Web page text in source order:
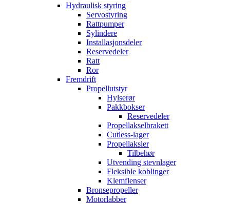
Hydraulisk styring
Servostyring
Rattpumper
Sylindere
Installasjonsdeler
Reservedeler
Ratt
Ror
Fremdrift
Propellutstyr
Hylserør
Pakkbokser
Reservedeler
Propellakselbrakett
Cutless-lager
Propellaksler
Tilbehør
Utvending stevnlager
Fleksible koblinger
Klemflenser
Bronsepropeller
Motorlabber